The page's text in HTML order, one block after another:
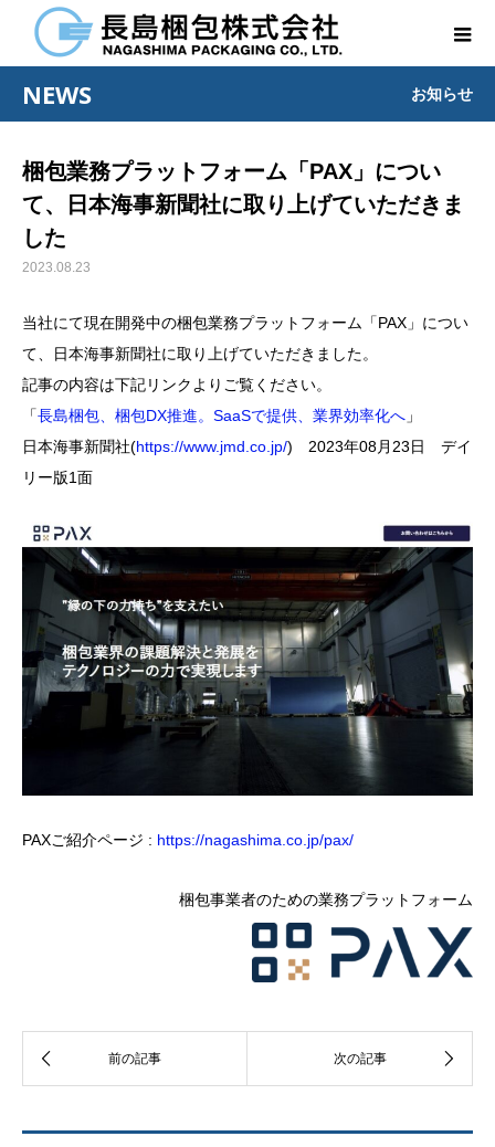
NEWS お知らせ
梱包業務プラットフォーム「PAX」につい
て、日本海事新聞社に取り上げていただきま
した
2023.08.23
当社にて現在開発中の梱包業務プラットフォーム「PAX」につい
て、日本海事新聞社に取り上げていただきました。
記事の内容は下記リンクよりご覧ください。
「長島梱包、梱包DX推進。SaaSで提供、業界効率化へ 」
日本海事新聞社(https://www.jmd.co.jp/) 2023年08月23日 デイ
リー版1面
PAXご紹介ページ : https://nagashima.co.jp/pax/
梱包事業者のための業務プラットフォーム